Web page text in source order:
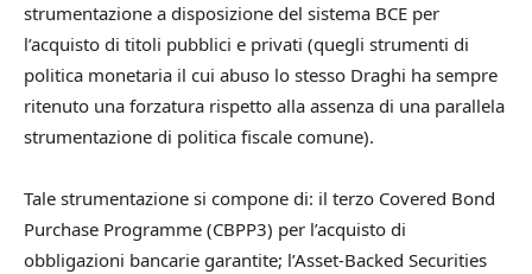
strumentazione a disposizione del sistema BCE per
l’acquisto di titoli pubblici e privati (quegli strumenti di
politica monetaria il cui abuso lo stesso Draghi ha sempre
ritenuto una forzatura rispetto alla assenza di una parallela
strumentazione di politica fiscale comune).
Tale strumentazione si compone di: il terzo Covered Bond
Purchase Programme (CBPP3) per l’acquisto di
obbligazioni bancarie garantite; l’Asset-Backed Securities